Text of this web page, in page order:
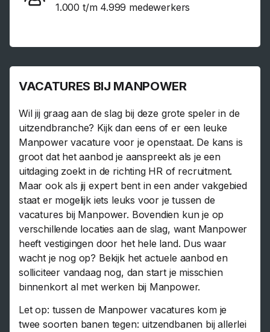
1.000 t/m 4.999 medewerkers
VACATURES BIJ MANPOWER
Wil jij graag aan de slag bij deze grote speler in de
uitzendbranche? Kijk dan eens of er een leuke
Manpower vacature voor je openstaat. De kans is
groot dat het aanbod je aanspreekt als je een
uitdaging zoekt in de richting HR of recruitment.
Maar ook als jij expert bent in een ander vakgebied
staat er mogelijk iets leuks voor je tussen de
vacatures bij Manpower. Bovendien kun je op
verschillende locaties aan de slag, want Manpower
heeft vestigingen door het hele land. Dus waar
wacht je nog op? Bekijk het actuele aanbod en
solliciteer vandaag nog, dan start je misschien
binnenkort al met werken bij Manpower.
Let op: tussen de Manpower vacatures kom je
twee soorten banen tegen: uitzendbanen bij allerlei